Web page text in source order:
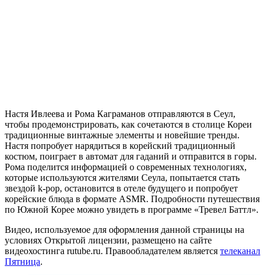
Настя Ивлеева и Рома Каграманов отправляются в Сеул,
чтобы продемонстрировать, как сочетаются в столице Кореи
традиционные винтажные элементы и новейшие тренды.
Настя попробует нарядиться в корейский традиционный
костюм, поиграет в автомат для гаданий и отправится в горы.
Рома поделится информацией о современных технологиях,
которые используются жителями Сеула, попытается стать
звездой k-pop, остановится в отеле будущего и попробует
корейские блюда в формате ASMR. Подробности путешествия
по Южной Корее можно увидеть в программе «Тревел Баттл».
Видео, используемое для оформления данной страницы на
условиях Открытой лицензии, размещено на сайте
видеохостинга rutube.ru. Правообладателем является телеканал
Пятница.